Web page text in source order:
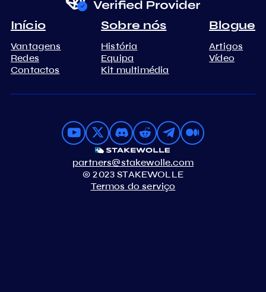
Início
Vantagens
Redes
Contactos
Sobre nós
História
Equipa
Kit multimédia
Blogue
Artigos
Vídeo
partners@stakewolle.com
© 2023 STAKEWOLLE
Termos do serviço